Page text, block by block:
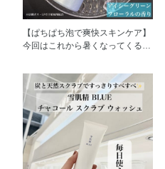
【ぱちぱち泡で爽快スキンケア】
今回はこれから暑くなってくる時
ニティ クール アストリンゼン
ト フローズンをご紹介いたしま
す！ 朝メイクをする前のお手入
れにご使用いただくことで、ひん
やりサラサラ肌へみちびきます🧊
涼やかさを感じるアイシーグリー
ンフローラルの香りも、ひんやり
ぱちぱち感触も、夏の朝のお手入